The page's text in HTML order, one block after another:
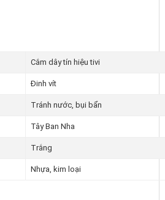
Cắm dây tín hiệu tivi
Đinh vít
Tránh nước, bụi bẩn
Tây Ban Nha
Trắng
Nhựa, kim loại